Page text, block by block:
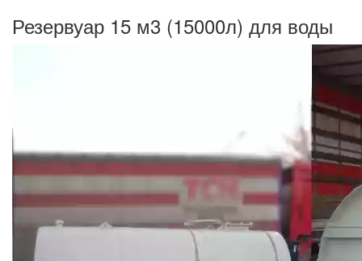
Резервуар 15 м3 (15000л) для воды